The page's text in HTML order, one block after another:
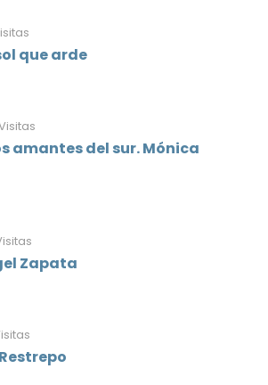
que arde
amantes del sur. Mónica
Zapata